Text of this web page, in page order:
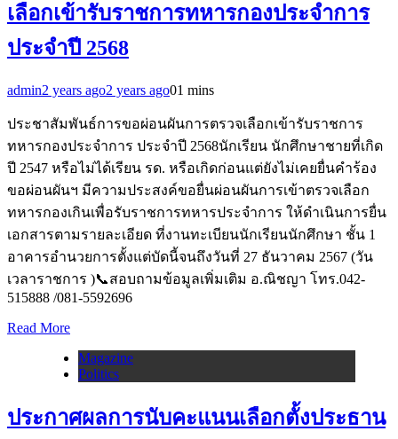
เลือกเข้ารับราชการทหารกองประจำการ
ประจำปี 2568
admin2 years ago2 years ago01 mins
ประชาสัมพันธ์การขอผ่อนผันการตรวจเลือกเข้ารับราชการ
ทหารกองประจำการ ประจำปี 2568นักเรียน นักศึกษาชายที่เกิด
ปี 2547 หรือไม่ได้เรียน รด. หรือเกิดก่อนแต่ยังไม่เคยยื่นคำร้อง
ขอผ่อนผันฯ มีความประสงค์ขอยื่นผ่อนผันการเข้าตรวจเลือก
ทหารกองเกินเพื่อรับราชการทหารประจำการ ให้ดำเนินการยื่น
เอกสารตามรายละเอียด ที่งานทะเบียนนักเรียนนักศึกษา ชั้น 1
อาคารอำนวยการตั้งแต่บัดนี้จนถึงวันที่ 27 ธันวาคม 2567 (วัน
เวลาราชการ )📞สอบถามข้อมูลเพิ่มเติม อ.ณิชญา โทร.042-
515888 /081-5592696
Read More
Magazine
Politics
ประกาศผลการนับคะแนนเลือกตั้งประธาน